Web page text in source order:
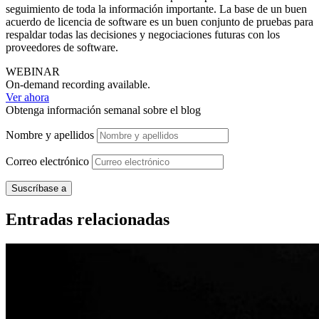
seguimiento de toda la información importante. La base de un buen
acuerdo de licencia de software es un buen conjunto de pruebas para
respaldar todas las decisiones y negociaciones futuras con los
proveedores de software.
WEBINAR
On-demand recording available.
Ver ahora
Obtenga información semanal sobre el blog
Nombre y apellidos
Correo electrónico
Entradas relacionadas